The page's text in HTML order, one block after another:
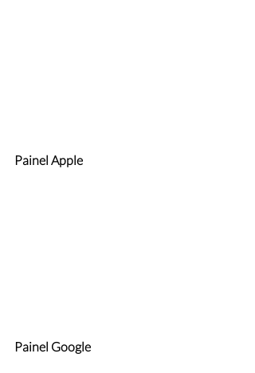
Painel Apple
Painel Google